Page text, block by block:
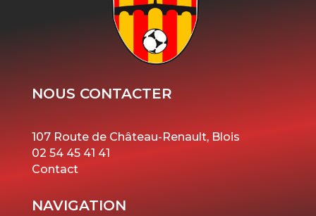
NOUS CONTACTER
107 Route de Château-Renault, Blois
02 54 45 41 41
Contact
NAVIGATION